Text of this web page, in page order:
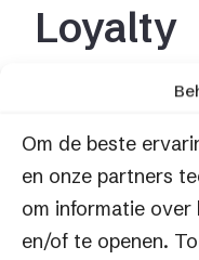
Om de beste
en onze partners
om informatie over
en/of te openen.
Loyalty